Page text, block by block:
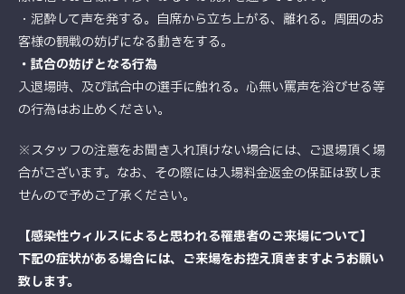
・泥酔して声を発する。自席から立ち上がる、離れる。周囲のお
客様の観戦の妨げになる動きをする。
・試合の妨げとなる行為
入退場時、及び試合中の選手に触れる。心無い罵声を浴びせる等
の行為はお止めください。
※スタッフの注意をお聞き入れ頂けない場合には、ご退場頂く場
合がございます。なお、その際には入場料金返金の保証は致しま
せんので予めご了承ください。
【感染性ウィルスによると思われる罹患者のご来場について】
下記の症状がある場合には、ご来場をお控え頂きますようお願い
致します。